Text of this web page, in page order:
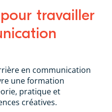
travailler
en communication
une formation
pratique et
créatives.